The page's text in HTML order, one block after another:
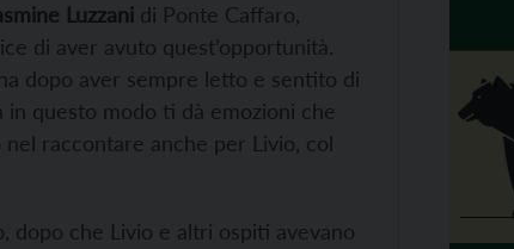
Luzzani di Ponte Caffaro,
di aver avuto quest’opportunità.
dopo aver sempre letto e sentito di
in questo modo ti dà emozioni che
raccontare anche per Livio, col
dopo che Livio e altri ospiti avevano